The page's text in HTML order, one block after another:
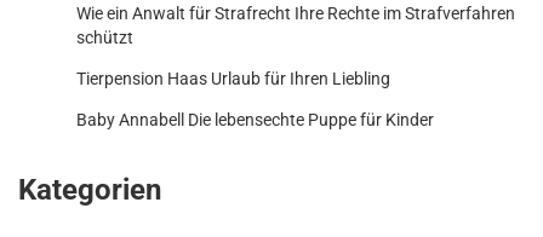
Wie ein Anwalt für Strafrecht Ihre Rechte im Strafverfahren
schützt
Tierpension Haas Urlaub für Ihren Liebling
Baby Annabell Die lebensechte Puppe für Kinder
Kategorien